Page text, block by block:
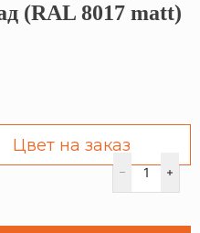
(RAL 8017 matt)
Цвет на заказ